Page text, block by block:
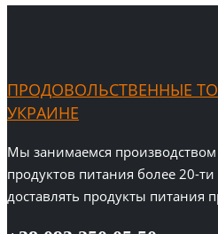
ПРОДОВОЛЬСТВЕННЫЕ
УКРАИНЕ
Мы занимаемся
продуктов питания более 20-
доставлять продукты питания